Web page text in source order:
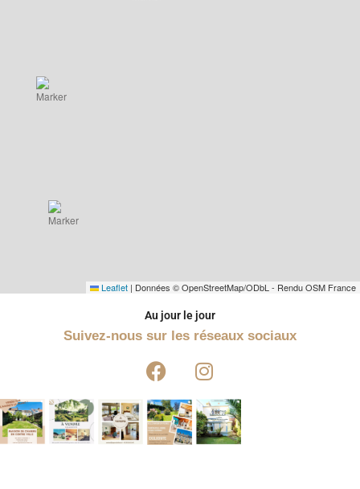
Leaflet | Données © OpenStreetMap/ODbL - Rendu OSM France
Au jour le jour
Suivez-nous sur les réseaux sociaux